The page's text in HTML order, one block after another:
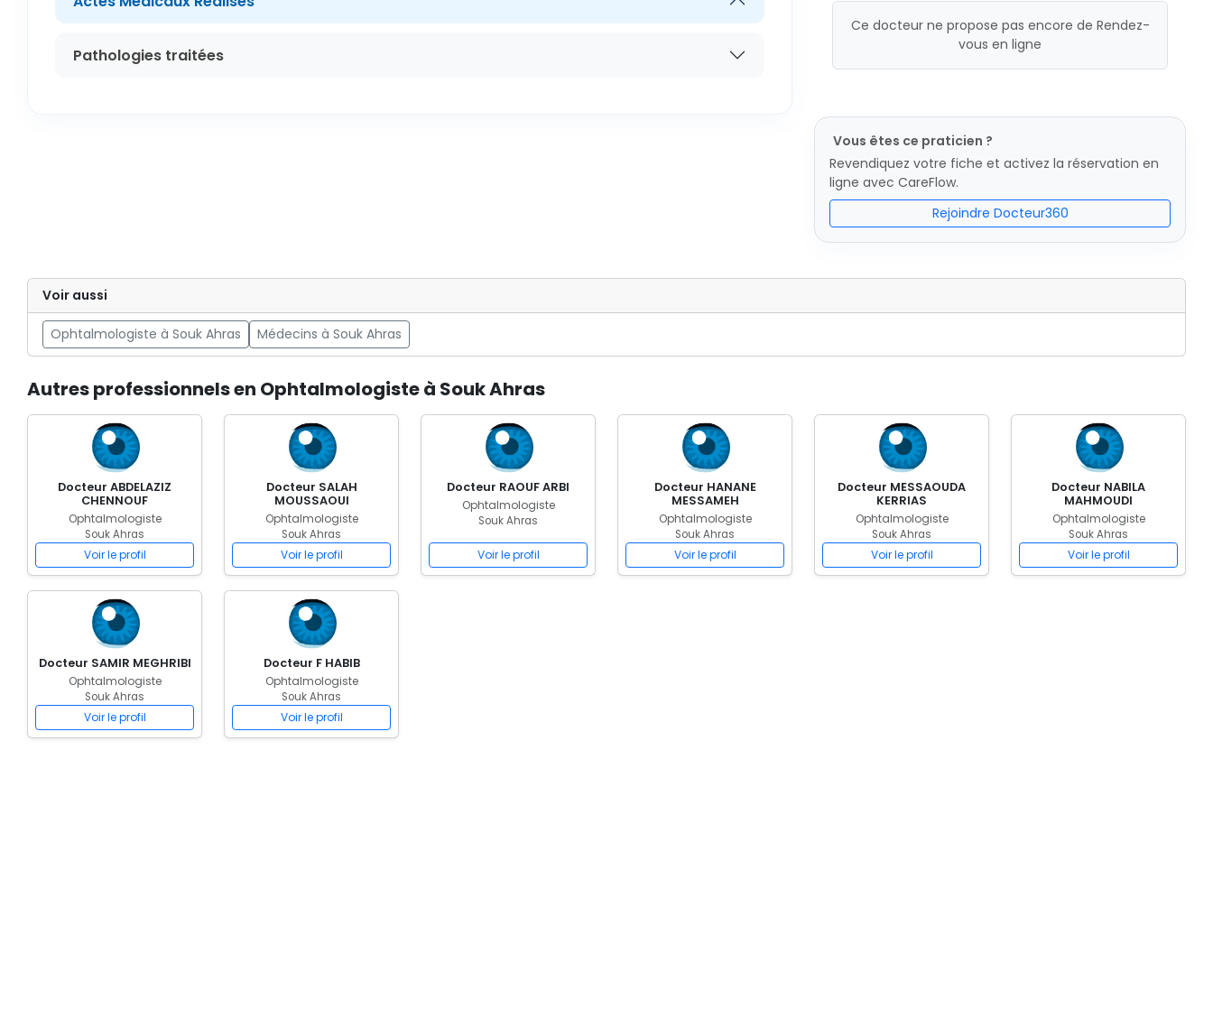
Pathologies traitées
Ce docteur ne propose pas encore de Rendez-
vous en ligne
Vous êtes ce praticien ?
Revendiquez votre fiche et activez la réservation en
ligne avec CareFlow.
Rejoindre Docteur360
Voir aussi
Ophtalmologiste à Souk Ahras Médecins à Souk Ahras
Autres professionnels en Ophtalmologiste à Souk Ahras
Docteur ABDELAZIZ
CHENNOUF
Ophtalmologiste
Souk Ahras
Voir le profil
Docteur SALAH
MOUSSAOUI
Ophtalmologiste
Souk Ahras
Voir le profil
Docteur RAOUF ARBI
Ophtalmologiste
Souk Ahras
Voir le profil
Docteur HANANE
MESSAMEH
Ophtalmologiste
Souk Ahras
Voir le profil
Docteur MESSAOUDA
KERRIAS
Ophtalmologiste
Souk Ahras
Voir le profil
Docteur NABILA
MAHMOUDI
Ophtalmologiste
Souk Ahras
Voir le profil
Docteur SAMIR MEGHRIBI
Ophtalmologiste
Souk Ahras
Voir le profil
Docteur F HABIB
Ophtalmologiste
Souk Ahras
Voir le profil